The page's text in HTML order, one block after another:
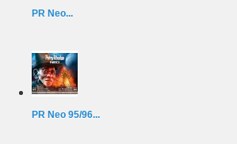
PR Neo...
PR Neo 95/96...